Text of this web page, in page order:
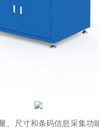
、尺寸和条码信息采集